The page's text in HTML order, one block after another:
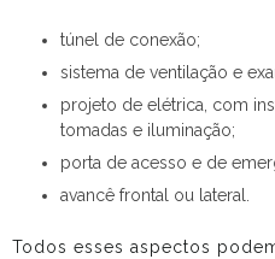
túnel de conexão;
sistema de ventilação e
projeto de elétrica, com
tomadas e iluminação;
porta de acesso e de
avancê frontal ou lateral.
Todos esses aspectos